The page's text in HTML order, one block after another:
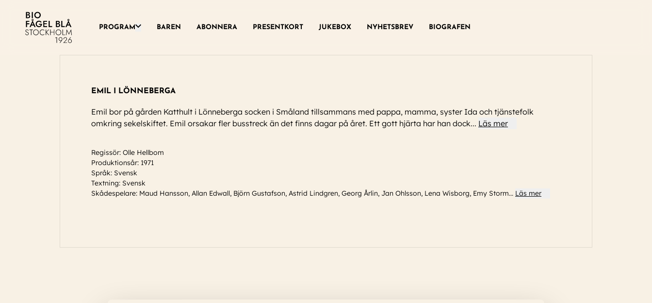
PROGRAM Växla denna rullgardinsmeny
BAREN ABONNERA PRESENTKORT JUKEBOX NYHETSBREV BIOGRAFEN
EMIL I LÖNNEBERGA
Emil bor på gården Katthult i Lönneberga socken i Småland tillsammans med pappa, mamma, syster Ida och tjänstefolk
omkring sekelskiftet. Emil orsakar fler busstreck än det finns dagar på året. Ett gott hjärta har han dock... Läs mer
Regissör: Olle Hellbom
Produktionsår: 1971
Språk: Svensk
Textning: Svensk
Skådespelare: Maud Hansson, Allan Edwall, Björn Gustafson, Astrid Lindgren, Georg Årlin, Jan Ohlsson, Lena Wisborg, Emy Storm... Läs mer